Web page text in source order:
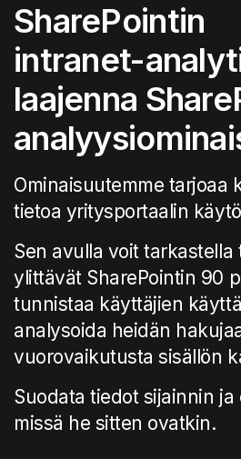
SharePointin
intranet-
laajenna
Ominaisuutemme tarjoaa
tietoa yritysportaalin
Sen avulla voit tarkastella
ylittävät SharePointin 90
tunnistaa käyttäjien
analysoida heidän
vuorovaikutusta sisällön
Suodata tiedot sijainnin
missä he sitten ovatkin.